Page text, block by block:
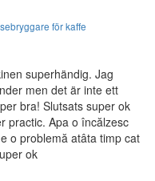
för kaffe
superhändig. Jag
men det är inte ett
bra! Slutsats super ok
practic. Apa o încălzesc
o problemă atâta timp cat
ok